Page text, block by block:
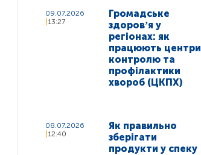
09.07.2026
13:27
Громадське
здоровʼя у
регіонах: як
працюють центри
контролю та
профілактики
хвороб (ЦКПХ)
08.07.2026
12:40
Як правильно
зберігати
продукти у спеку